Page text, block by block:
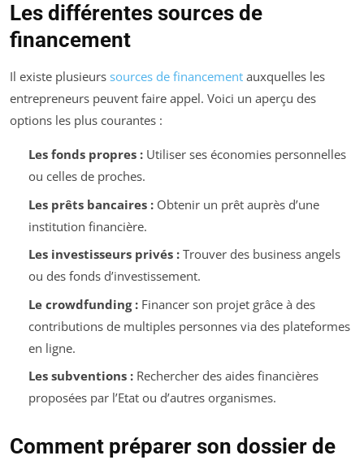
Les différentes sources de
financement
Il existe plusieurs sources de financement auxquelles les
entrepreneurs peuvent faire appel. Voici un aperçu des
options les plus courantes :
Les fonds propres :Utiliser ses économies personnelles
ou celles de proches.
Les prêts bancaires :Obtenir un prêt auprès d’une
institution financière.
Les investisseurs privés :Trouver des business angels
ou des fonds d’investissement.
Le crowdfunding :Financer son projet grâce à des
contributions de multiples personnes via des plateformes
en ligne.
Les subventions :Rechercher des aides financières
proposées par l’Etat ou d’autres organismes.
Comment préparer son dossier de